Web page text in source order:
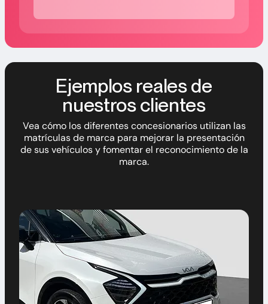
Ejemplos reales de
nuestros clientes
Vea cómo los diferentes concesionarios utilizan las
matrículas de marca para mejorar la presentación
de sus vehículos y fomentar el reconocimiento de la
marca.